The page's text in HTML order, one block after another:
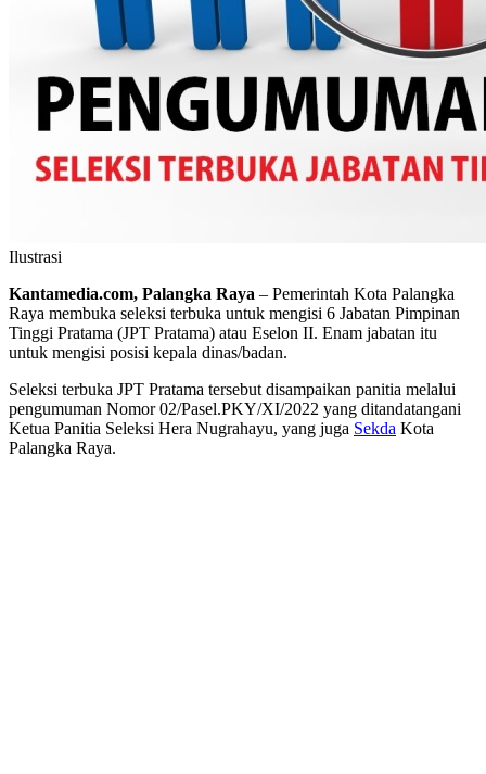
Ilustrasi
Kantamedia.com, Palangka Raya – Pemerintah Kota Palangka
Raya membuka seleksi terbuka untuk mengisi 6 Jabatan Pimpinan
Tinggi Pratama (JPT Pratama) atau Eselon II. Enam jabatan itu
untuk mengisi posisi kepala dinas/badan.
Seleksi terbuka JPT Pratama tersebut disampaikan panitia melalui
pengumuman Nomor 02/Pasel.PKY/XI/2022 yang ditandatangani
Ketua Panitia Seleksi Hera Nugrahayu, yang juga Sekda Kota
Palangka Raya.